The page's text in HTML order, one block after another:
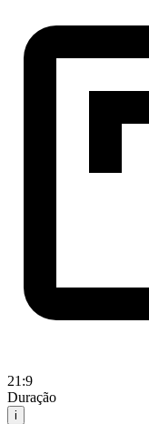
21:9
Duração
i